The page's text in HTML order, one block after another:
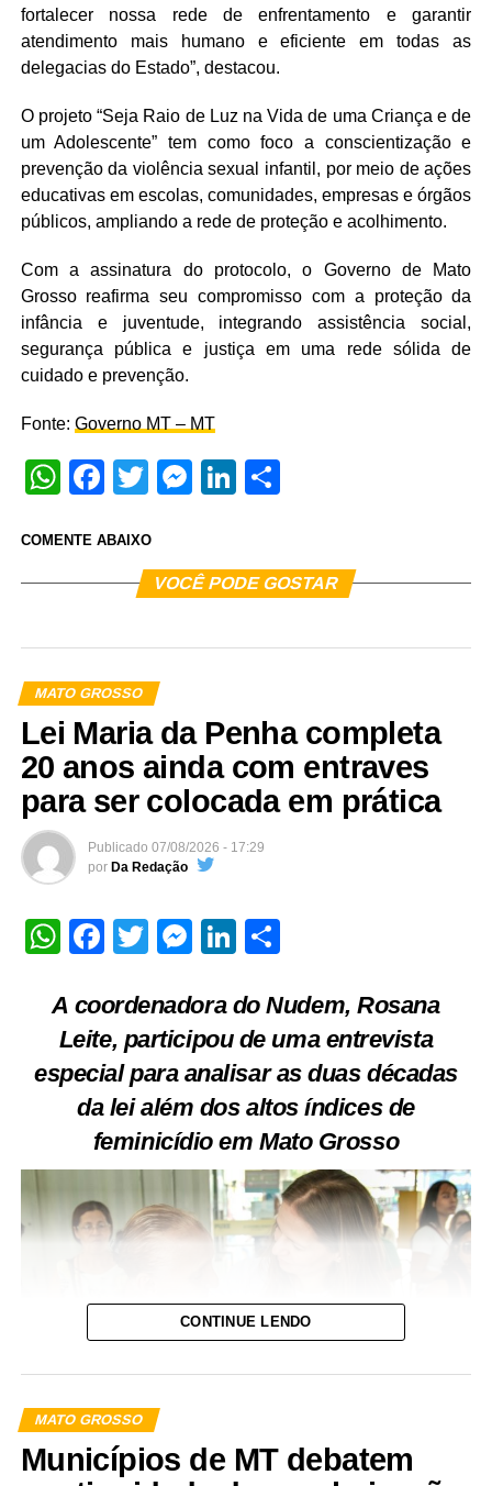
fortalecer nossa rede de enfrentamento e garantir
atendimento mais humano e eficiente em todas as
delegacias do Estado”, destacou.
O projeto “Seja Raio de Luz na Vida de uma Criança e de
um Adolescente” tem como foco a conscientização e
prevenção da violência sexual infantil, por meio de ações
educativas em escolas, comunidades, empresas e órgãos
públicos, ampliando a rede de proteção e acolhimento.
Com a assinatura do protocolo, o Governo de Mato
Grosso reafirma seu compromisso com a proteção da
infância e juventude, integrando assistência social,
segurança pública e justiça em uma rede sólida de
cuidado e prevenção.
Fonte: Governo MT – MT
WhatsApp
Facebook
TwitterMessenger
LinkedIn
COMENTE ABAIXO
VOCÊ PODE GOSTAR
MATO GROSSO
Lei Maria da Penha completa
20 anos ainda com entraves
para ser colocada em prática
Publicado 07/08/2026 - 17:29
por Da Redação
WhatsApp
Facebook
TwitterMessenger
LinkedIn
A coordenadora do Nudem, Rosana
Leite, participou de uma entrevista
especial para analisar as duas décadas
da lei além dos altos índices de
feminicídio em Mato Grosso
CONTINUE LENDO
MATO GROSSO
Municípios de MT debatem